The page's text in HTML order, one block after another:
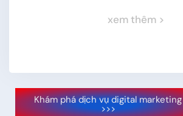
xem thêm >
Khám phá dịch vụ digital marketing
>>>